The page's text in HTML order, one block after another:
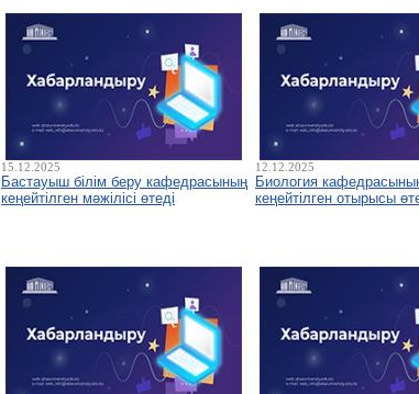
15.12.2025
Бастауыш білім беру кафедрасының
кеңейтілген мәжілісі өтеді
12.12.2025
Биология
кеңейтілген отырысы